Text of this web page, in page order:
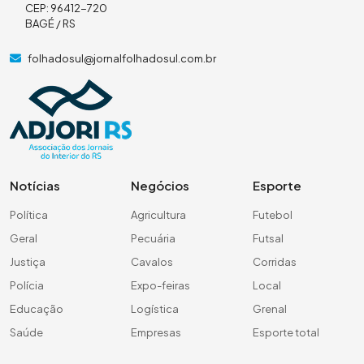
CEP: 96412-720
BAGÉ / RS
folhadosul@jornalfolhadosul.com.br
Notícias
Política
Geral
Justiça
Polícia
Educação
Saúde
Negócios
Agricultura
Pecuária
Cavalos
Expo-feiras
Logística
Empresas
Esporte
Futebol
Futsal
Corridas
Local
Grenal
Esporte total